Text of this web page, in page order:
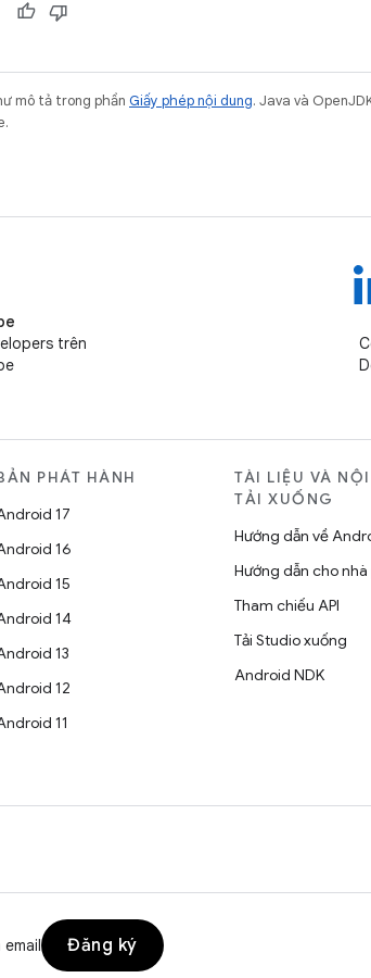
mô tả trong phần Giấy phép nội dung. Java và
trên
PHÁT HÀNH
17
16
15
14
13
12
11
TÀI LIỆU VÀ
TẢI XUỐNG
Hướng dẫn về
Hướng dẫn cho
Tham chiếu API
Tải Studio xuống
Android NDK
Đăng ký